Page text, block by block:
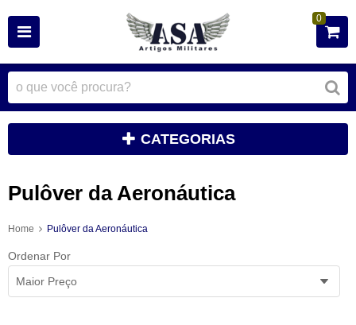
0
CATEGORIAS
Pulôver da Aeronáutica
Home Pulôver da Aeronáutica
Ordenar Por
Maior Preço